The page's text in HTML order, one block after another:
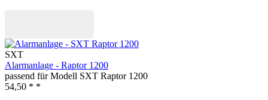
SXT
Alarmanlage - Raptor 1200
passend für Modell SXT Raptor 1200
54,50 * *